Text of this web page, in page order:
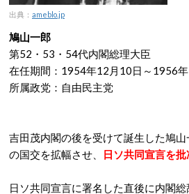
出典： ameblo.jp
鳩山一郎
第52・53・54代内閣総理大臣
在任期間：1954年12月10日～1956
所属政党：自由民主党
吉田茂内閣の後を受けて誕生した鳩
の国交を拡幅させ、
日ソ共同宣言を批
日ソ共同宣言に署名した直後に内閣総